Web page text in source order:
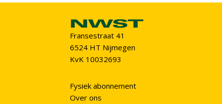
Fransestraat 41
6524 HT Nijmegen
KvK 10032693
Fysiek abonnement
Over ons